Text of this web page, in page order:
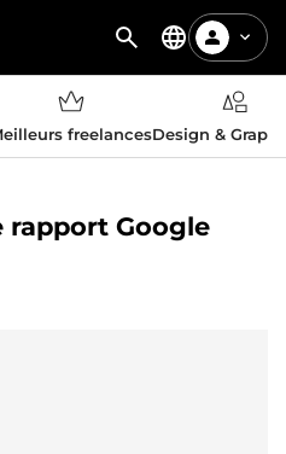
freelancesDesign &
rapport Google